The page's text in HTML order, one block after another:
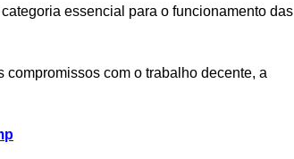
essencial para o funcionamento das
compromissos com o trabalho decente, a